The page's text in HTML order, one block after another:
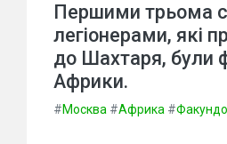
Першими трьома
легіонерами, які
до Шахтаря, були
Африки.
#Москва #Африка #